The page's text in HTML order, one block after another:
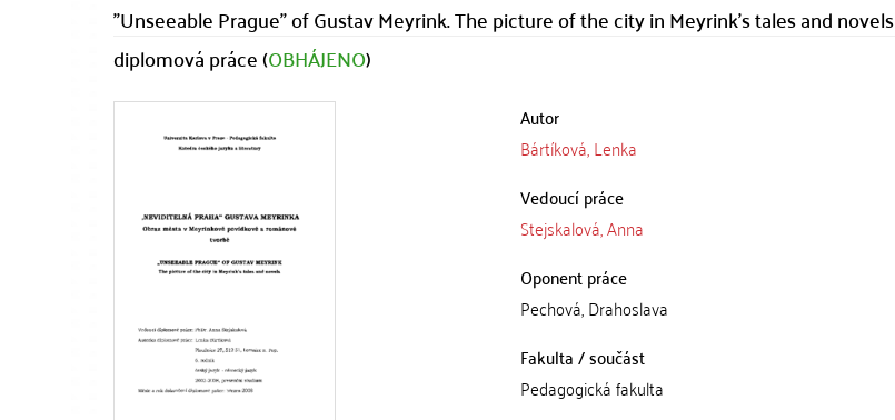
"Unseeable Prague" of Gustav Meyrink. The picture of the city in Meyrink's tales and novels
diplomová práce (OBHÁJENO)
Autor
Bártíková, Lenka
Vedoucí práce
Stejskalová, Anna
Oponent práce
Pechová, Drahoslava
Fakulta / součást
Pedagogická fakulta